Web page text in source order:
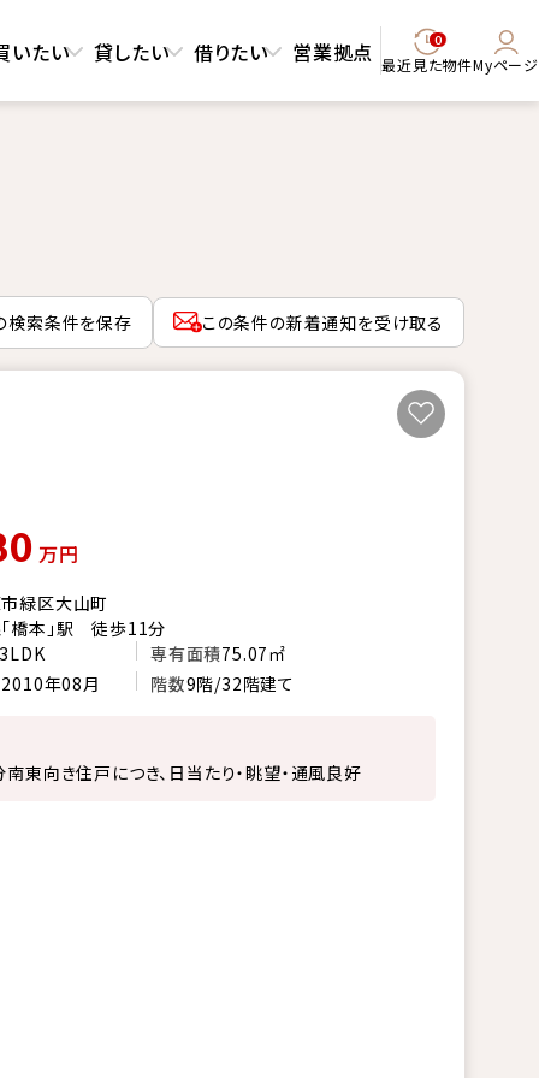
いたい 貸したい 借りたい 営業拠点 0
最近見た物件Myページ
検索条件を保存 この条件の新着通知を受け取る
万円
緑区大山町
橋本」駅 徒歩11分
3LDK 専有面積75.07㎡
2010年08月 階数9階/32階建て
東向き住戸につき、日当たり・眺望・通風良好